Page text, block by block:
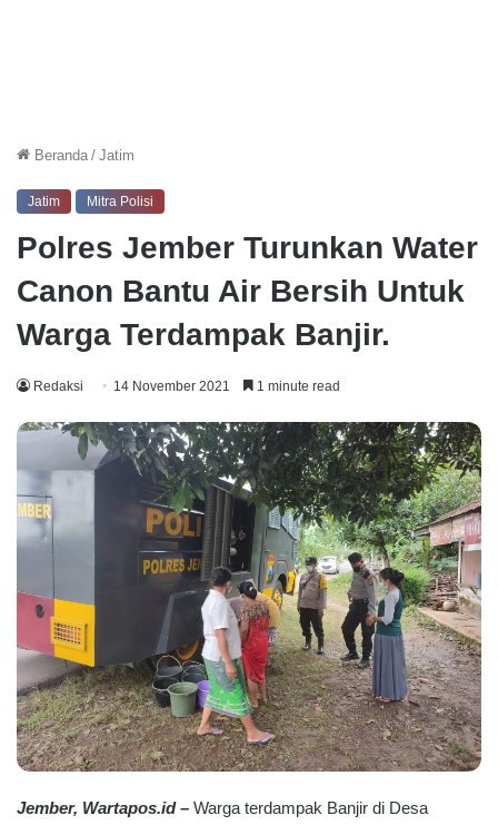
Beranda / Jatim
Jatim Mitra Polisi
Polres Jember Turunkan Water
Canon Bantu Air Bersih Untuk
Warga Terdampak Banjir.
Redaksi 14 November 2021 1 minute read
Jember, Wartapos.id – Warga terdampak Banjir di Desa